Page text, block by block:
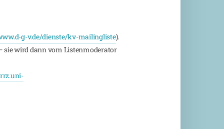
g-v.de/dienste/kv-mailingliste).
sie wird dann vom Listenmoderator